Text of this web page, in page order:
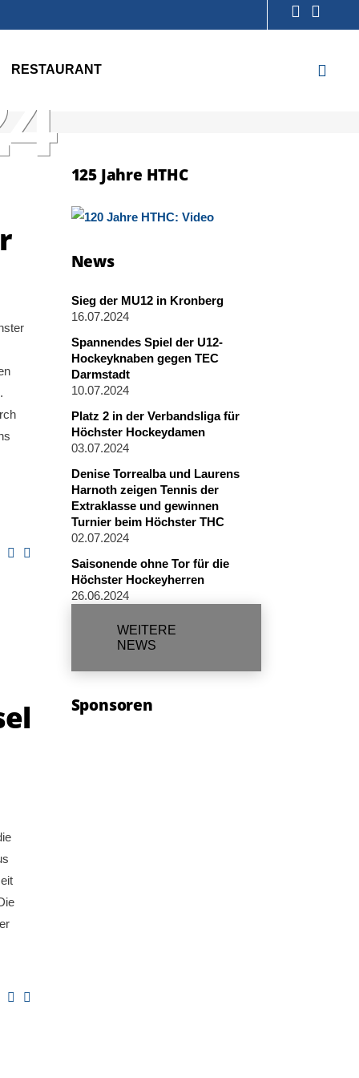
RESTAURANT
125 Jahre HTHC
News
Sieg der MU12 in Kronberg
16.07.2024
Spannendes Spiel der U12-
Hockeyknaben gegen TEC
Darmstadt
10.07.2024
Platz 2 in der Verbandsliga für
Höchster Hockeydamen
03.07.2024
Denise Torrealba und Laurens
Harnoth zeigen Tennis der
Extraklasse und gewinnen
Turnier beim Höchster THC
02.07.2024
Saisonende ohne Tor für die
Höchster Hockeyherren
26.06.2024
WEITERE
NEWS
Sponsoren